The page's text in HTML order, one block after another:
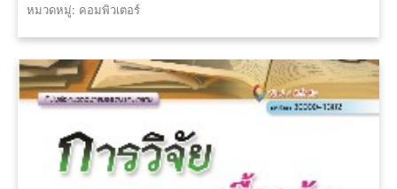
หมวดหมู่: คอมพิวเตอร์